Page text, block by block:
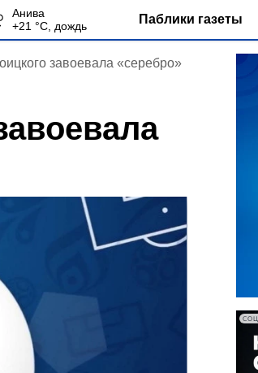
Анива
+21 °С, дождь Паблики газеты
завоевала «серебро»